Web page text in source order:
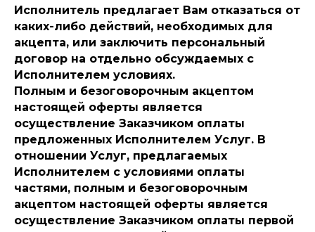
Исполнитель предлагает Вам отказаться от
каких-либо действий, необходимых для
акцепта, или заключить персональный
договор на отдельно обсуждаемых с
Исполнителем условиях.
Полным и безоговорочным акцептом
настоящей оферты является
осуществление Заказчиком оплаты
предложенных Исполнителем Услуг. В
отношении Услуг, предлагаемых
Исполнителем с условиями оплаты
частями, полным и безоговорочным
акцептом настоящей оферты является
осуществление Заказчиком оплаты первой